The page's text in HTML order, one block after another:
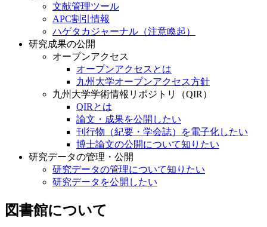
文献管理ツール
APC割引情報
ハゲタカジャーナル（注意喚起）
研究成果の公開
オープンアクセス
オープンアクセスとは
九州大学オープンアクセス方針
九州大学学術情報リポジトリ（QIR）
QIRとは
論文・成果を公開したい
刊行物（紀要・学会誌）を電子化したい
博士論文の公開について知りたい
研究データの管理・公開
研究データの管理について知りたい
研究データを公開したい
図書館について